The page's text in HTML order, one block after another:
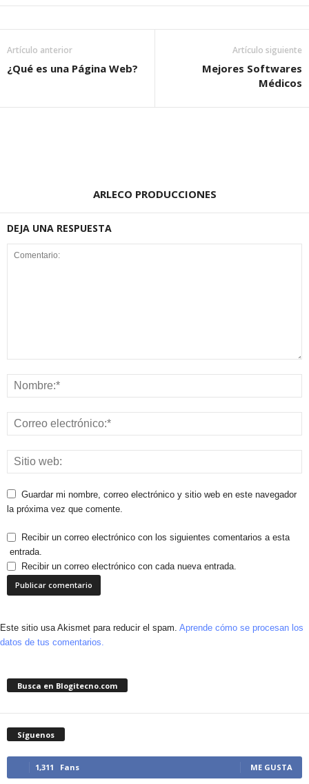
Artículo anterior
¿Qué es una Página Web?
Artículo siguiente
Mejores Softwares
Médicos
ARLECO PRODUCCIONES
DEJA UNA RESPUESTA
Guardar mi nombre, correo electrónico y sitio web en este navegador
la próxima vez que comente.
Recibir un correo electrónico con los siguientes comentarios a esta
entrada.
Recibir un correo electrónico con cada nueva entrada.
Este sitio usa Akismet para reducir el spam. Aprende cómo se procesan los
datos de tus comentarios.
Busca en Blogitecno.com
Síguenos
1,311 Fans ME GUSTA